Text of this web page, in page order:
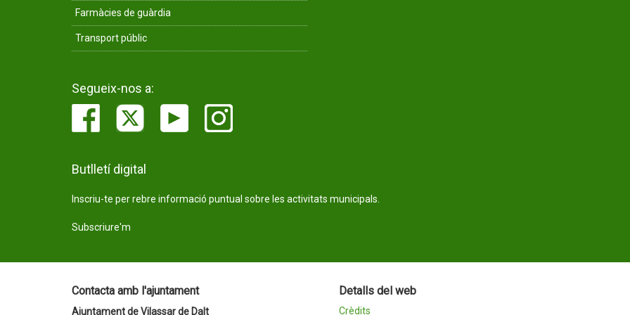
Farmàcies de guàrdia
Transport públic
Segueix-nos a:
Butlletí digital
Inscriu-te per rebre informació puntual sobre les activitats municipals.
Subscriure'm
Contacta amb l'ajuntament
Ajuntament de Vilassar de Dalt
Detalls del web
Crèdits